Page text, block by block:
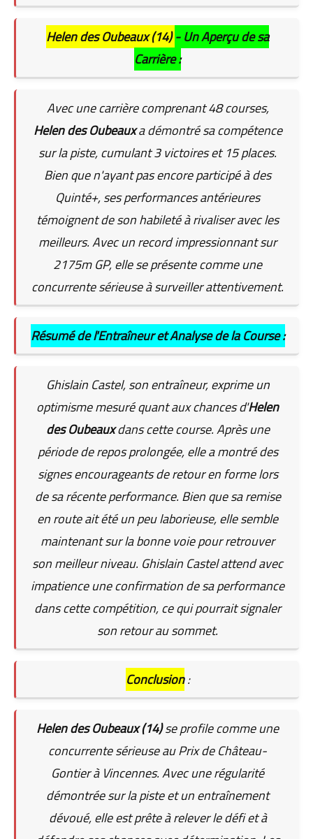
Helen des Oubeaux (14)- Un Aperçu de sa
Carrière :
Avec une carrière comprenant 48 courses,
Helen des Oubeauxa démontré sa compétence
sur la piste, cumulant 3 victoires et 15 places.
Bien que n'ayant pas encore participé à des
Quinté+, ses performances antérieures
témoignent de son habileté à rivaliser avec les
meilleurs. Avec un record impressionnant sur
2175m GP, elle se présente comme une
concurrente sérieuse à surveiller attentivement.
Résumé de l'Entraîneur et Analyse de la Course :
Ghislain Castel, son entraîneur, exprime un
optimisme mesuré quant aux chances d'Helen
des Oubeauxdans cette course. Après une
période de repos prolongée, elle a montré des
signes encourageants de retour en forme lors
de sa récente performance. Bien que sa remise
en route ait été un peu laborieuse, elle semble
maintenant sur la bonne voie pour retrouver
son meilleur niveau. Ghislain Castel attend avec
impatience une confirmation de sa performance
dans cette compétition, ce qui pourrait signaler
son retour au sommet.
Conclusion:
Helen des Oubeaux (14)se profile comme une
concurrente sérieuse au Prix de Château-
Gontier à Vincennes. Avec une régularité
démontrée sur la piste et un entraînement
dévoué, elle est prête à relever le défi et à